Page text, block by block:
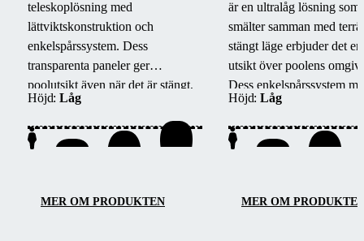
teleskoplösning med
lättviktskonstruktion och
enkelspårssystem. Dess
transparenta paneler ger
poolutsikt även när det är stängt,
medan säkerhetslås förhindrar
obehörig åtkomst.
Höjd:Låg
MER OM PRODUKTEN
är en ultralåg lösning som
smälter samman med
stängt läge erbjuder det
utsikt över poolens
Dess enkelspårssystem
barriärfri åtkomst från tre
enkelt underhåll och
hantering.
Höjd:Låg
MER OM